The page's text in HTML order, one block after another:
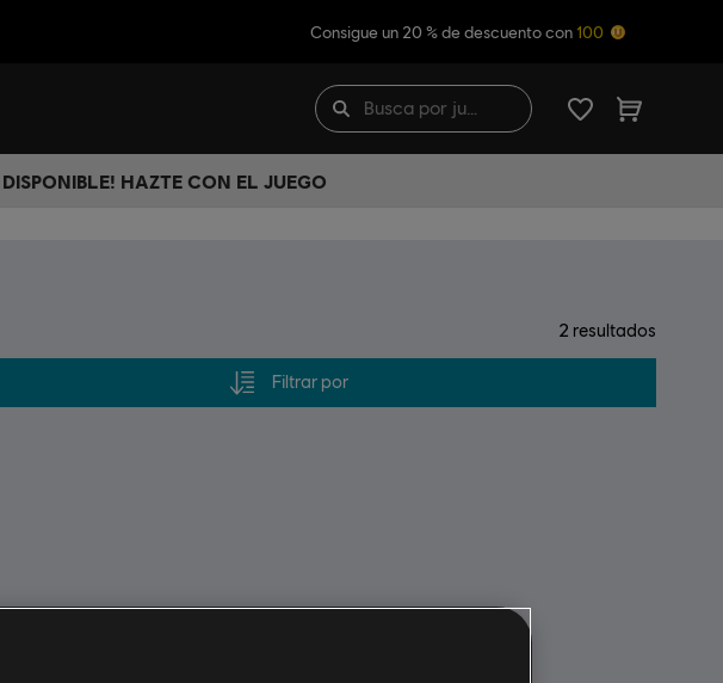
Consigue un 20 % de descuento con 100
DISPONIBLE! HAZTE CON EL JUEGO
2 resultados
Filtrar por